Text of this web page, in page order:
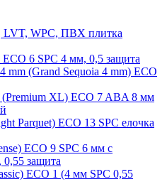
LVT, WPC, ПВХ плитка
6 SPC 4 мм, 0,5 защита
mm (Grand Sequoia 4 mm) ECO
XL) ECO 7 ABA 8 мм
Parquet) ECO 13 SPC елочка
ECO 9 SPC 6 мм с
защита
ECO 1 (4 мм SPC 0,55